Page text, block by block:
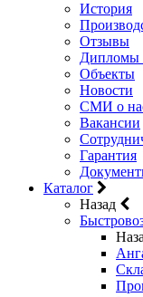
История
Отзывы
Дипломы
Объекты
Новости
СМИ о
Вакансии
Гарантия
Каталог
Назад